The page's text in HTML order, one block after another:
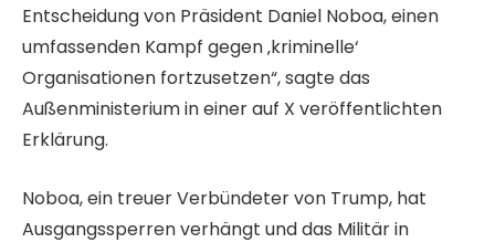
Entscheidung von Präsident Daniel Noboa, einen
umfassenden Kampf gegen ‚kriminelle‘
Organisationen fortzusetzen“, sagte das
Außenministerium in einer auf X veröffentlichten
Erklärung.
Noboa, ein treuer Verbündeter von Trump, hat
Ausgangssperren verhängt und das Militär in